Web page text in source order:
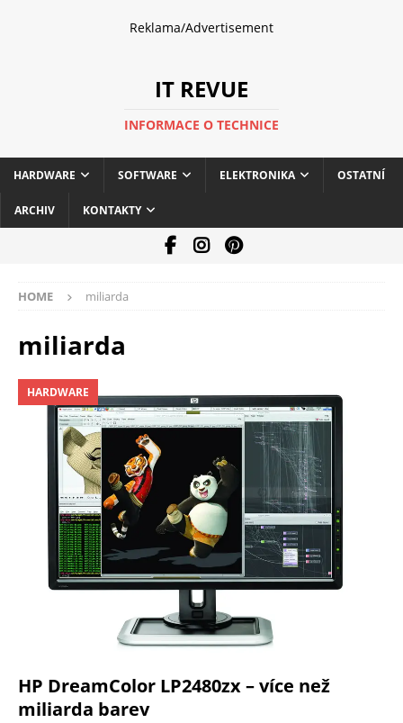
Reklama/Advertisement
IT REVUE
INFORMACE O TECHNICE
HARDWARE SOFTWARE ELEKTRONIKA OSTATNÍ
ARCHIV KONTAKTY
HOME miliarda
miliarda
HARDWARE
HP DreamColor LP2480zx – více než
miliarda barev